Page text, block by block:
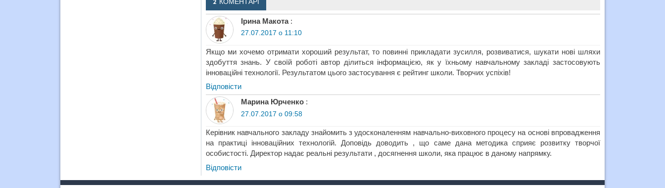
2 КОМЕНТАРІ
Ірина Макота :
27.07.2017 о 11:10
Якщо ми хочемо отримати хороший результат, то повинні прикладати зусилля, розвиватися, шукати нові шляхи
здобуття знань. У своїй роботі автор ділиться інформацією, як у їхньому навчальному закладі застосовують
інноваційні технології. Результатом цього застосування є рейтинг школи. Творчих успіхів!
Відповіcти
Марина Юрченко :
27.07.2017 о 09:58
Керівник навчального закладу знайомить з удосконаленням навчально-виховного процесу на основі впровадження
на практиці інноваційних технологій. Доповідь доводить , що саме дана методика сприяє розвитку творчої
особистості. Директор надає реальні результати , досягнення школи, яка працює в даному напрямку.
Відповіcти